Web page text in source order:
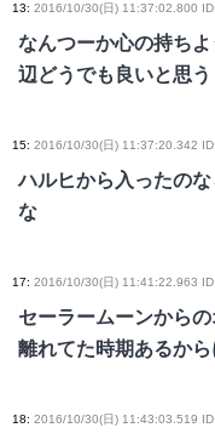
13: 2016/10/30(日) 11:37:02.800
なんつーか心の持ち
辺どうでも良いと思う
15: 2016/10/30(日) 11:37:20.342
ハルヒから入ったの
な
17: 2016/10/30(日) 11:41:22.963
セーラームーンから
離れてた時期あるから
18: 2016/10/30(日) 11:43:03.519